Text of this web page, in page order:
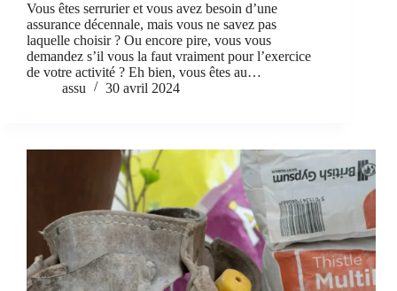
Vous êtes serrurier et vous avez besoin d’une
assurance décennale, mais vous ne savez pas
laquelle choisir ? Ou encore pire, vous vous
demandez s’il vous la faut vraiment pour l’exercice
de votre activité ? Eh bien, vous êtes au…
assu
30 avril 2024